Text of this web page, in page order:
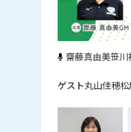
齋藤真由美笹川
丸山佳穂松